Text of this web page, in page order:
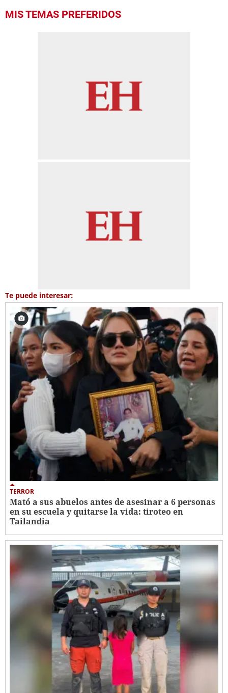
MIS TEMAS PREFERIDOS
Te puede interesar:
TERROR
Mató a sus abuelos antes de asesinar a 6 personas
en su escuela y quitarse la vida: tiroteo en
Tailandia